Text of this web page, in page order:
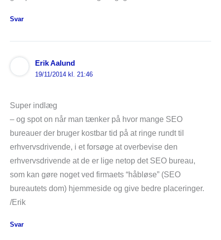
Svar
Erik Aalund
19/11/2014 kl. 21:46
Super indlæg
– og spot on når man tænker på hvor mange SEO
bureauer der bruger kostbar tid på at ringe rundt til
erhvervsdrivende, i et forsøge at overbevise den
erhvervsdrivende at de er lige netop det SEO bureau,
som kan gøre noget ved firmaets “håbløse” (SEO
bureautets dom) hjemmeside og give bedre placeringer.
/Erik
Svar